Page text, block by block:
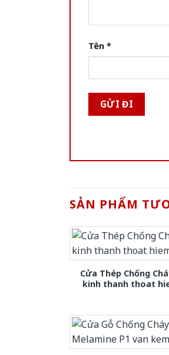
Tên *
SẢN PHẨM
Cửa Thép Chống
kinh thanh thoat